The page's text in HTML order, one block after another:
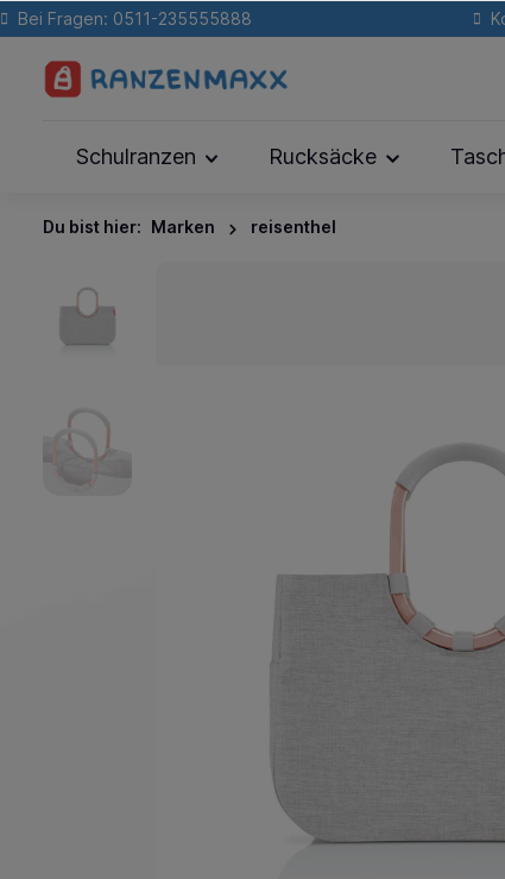
Bei Fragen: 0511-235555888
Schulranzen Rucksäcke
Du bist hier: Marken reisenthel